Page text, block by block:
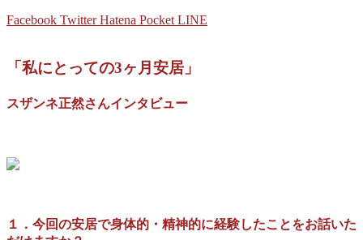
Facebook TwitterHatena Pocket LINE
「私にとっての3ヶ月安居」
スザンネ正然さんインタビュー
１．今回の安居で身体的・精神的に経験したことをお話いた